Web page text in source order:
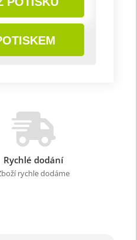
Rychlé dodání
rychle dodáme